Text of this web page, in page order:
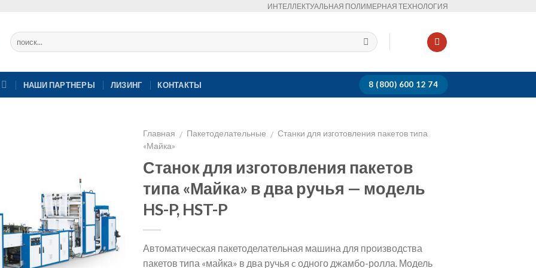
ИНТЕЛЛЕКТУАЛЬНАЯ ПОЛИМЕРНАЯ ТЕХНОЛОГИЯ
НАШИ ПАРТНЕРЫ ЛИЗИНГ КОНТАКТЫ 8 (800) 600 12 74
Главная / Пакетоделательные / Станки для изготовления пакетов типа
«Майка»
Станок для изготовления пакетов
типа «Майка» в два ручья — модель
HS-P, HST-P
Автоматическая пакетоделательная машина для производства
пакетов типа «майка» в два ручья c одного джамбо-ролла. Модель